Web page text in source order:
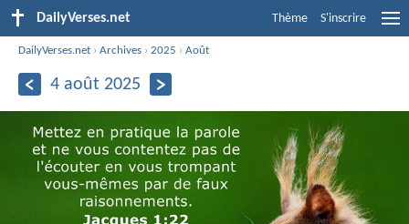
DailyVerses.net Thème S'inscrire
DailyVerses.net ›Archives ›2025 ›Août
4 août 2025